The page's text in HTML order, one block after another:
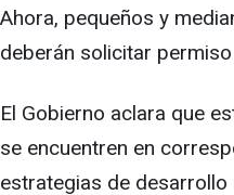
Ahora, pequeños y
deberán solicitar
El Gobierno aclara que
se encuentren en
estrategias de